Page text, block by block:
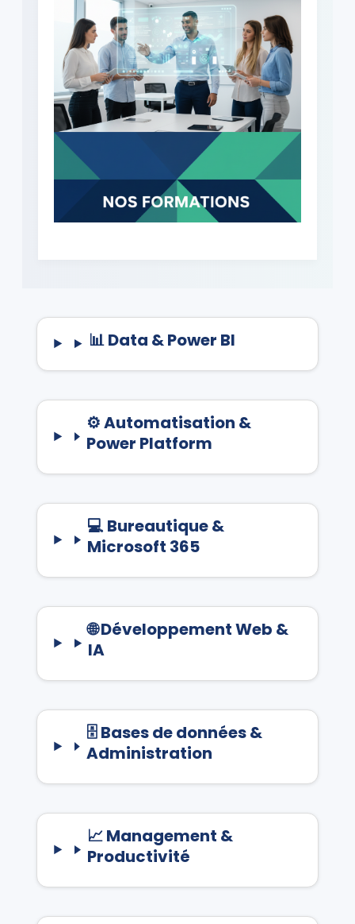
📊 Data & Power BI
⚙️ Automatisation &
Power Platform
💻 Bureautique &
Microsoft 365
🌐 Développement Web &
IA
🗄 Bases de données &
Administration
📈 Management &
Productivité